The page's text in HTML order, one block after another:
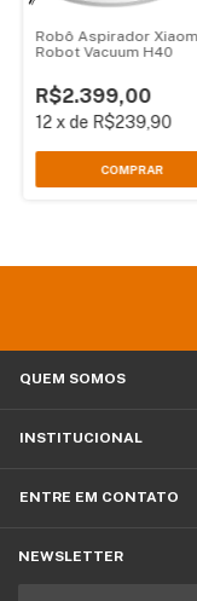
Robô Aspirador
Robot Vacuum H40
R$2.399,00
12 xde R$239,90
COMPRAR
QUEM SOMOS
INSTITUCIONAL
ENTRE EM CONTATO
NEWSLETTER